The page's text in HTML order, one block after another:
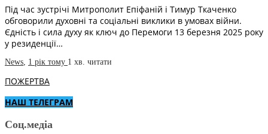
Під час зустрічі Митрополит Епіфаній і Тимур Ткаченко
обговорили духовні та соціальні виклики в умовах війни.
Єдність і сила духу як ключ до Перемоги 13 березня 2025 року
у резиденції…
News, 1 рік тому 1 хв. читати
ПОЖЕРТВА
НАШ ТЕЛЕГРАМ
Соц.медіа